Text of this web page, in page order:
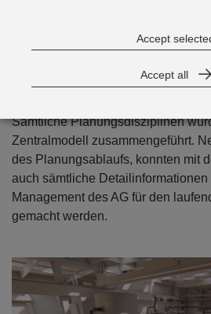
Zur Sicherstellung Gewerke
Erfassung des Bestands wurde
Sämtliche Planungsdisziplinen
Zentralmodell zusammengeführt.
des Planungsablaufs, konnten mit
auch sämtliche
Management des AG für den
gemacht werden.
Accept
Accept all